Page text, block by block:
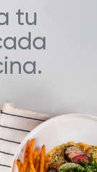
tu